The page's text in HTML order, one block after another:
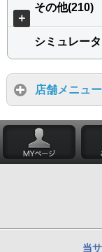
＋
その他(210)
シミュレー
店舗メニュー
当